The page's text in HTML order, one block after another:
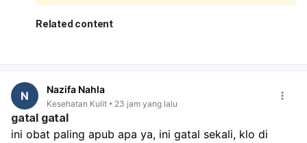
lanjutan,
kapan harus kembali bila tanda-tanda persalinan
BPJS/rujukan yang sudah ada,
bersalin. Kalau Ibu sudah dekat HPL, jangan tunggu
terlalu lama bila ada kontraksi, keluar lendir darah,
ketuban pecah, atau gerak janin berkurang. Segera ke
rumah sakit.
Related content
N Nazifa Nahla
Kesehatan Kulit 23 jam yang lalu
gatal gatal
ini obat paling apub apa ya, ini gatal sekali, klo di